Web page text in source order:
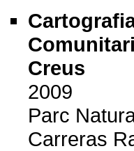
Creus
2009
Parc
Carreras